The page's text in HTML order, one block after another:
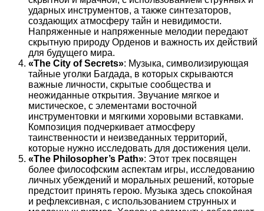
ударных инструментов, а также синтезаторов,
создающих атмосферу тайн и невидимости.
Напряженные и напряженные мелодии передают
скрытную природу Орденов и важность их действий
для будущего мира.
«The City of Secrets»: Музыка, символизирующая
тайные уголки Багдада, в которых скрываются
важные личности, скрытые сообщества и
неожиданные открытия. Звучание мягкое и
мистическое, с элементами восточной
инструментовки и мягкими хоровыми вставками.
Композиция подчеркивает атмосферу
таинственности и неизведанных территорий,
которые нужно исследовать для достижения цели.
«The Philosopher’s Path»: Этот трек посвящен
более философским аспектам игры, исследованию
личных убеждений и моральных решений, которые
предстоит принять герою. Музыка здесь спокойная
и рефлексивная, с использованием струнных и